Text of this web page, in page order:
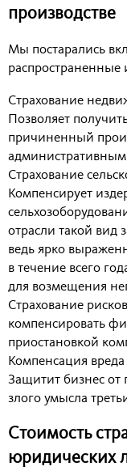
производстве
Мы постарались
распространенные
Страхование
Позволяет
причиненный
Страхование
Компенсирует
отрасли такой вид
ведь ярко
в течение всего
для возмещения
Страхование
компенсировать
приостановкой
Компенсация
Защитит бизнес от
злого умысла
Стоимость
юридических